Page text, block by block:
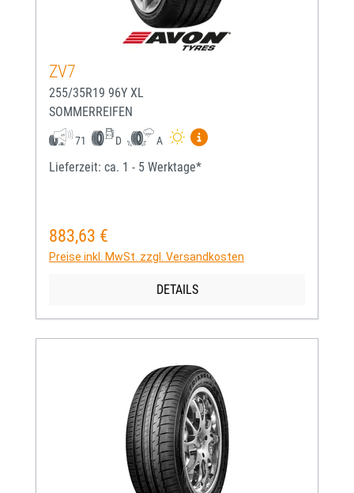
ZV7
255/35R19 96Y XL
SOMMERREIFEN
71 D A
Mehr Informationen zum
Lieferzeit: ca. 1 - 5 Werktage*
Regulärer Preis:
883,63 €
Preise inkl. MwSt. zzgl. Versandkosten
DETAILS